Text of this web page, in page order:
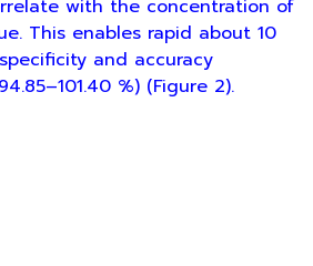
with the concentration of
This enables rapid about 10
and accuracy
%) (Figure 2).